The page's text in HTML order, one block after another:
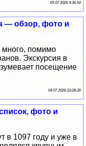
05 07 2026 9:36:54
— обзор, фото и
много, помимо
Экскурсия в
посещение
04 07 2026 23:28:39
фото и
в 1097 году и уже в